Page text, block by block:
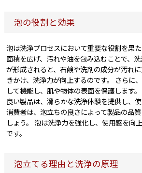
泡の役割と効果
泡は洗浄プロセスにおいて重要な役割を果
面積を広げ、汚れや油を包み込むことで、
が形成されると、石鹸や洗剤の成分が汚れ
きかけ、洗浄力が向上するのです。 さらに
して機能し、肌や物体の表面を保護します
良い製品は、滑らかな洗浄体験を提供し、使
消費者は、泡立ちの良さによって製品の品
しょう。 泡は洗浄力を強化し、使用感を向
です。
泡立てる理由と洗浄の原理